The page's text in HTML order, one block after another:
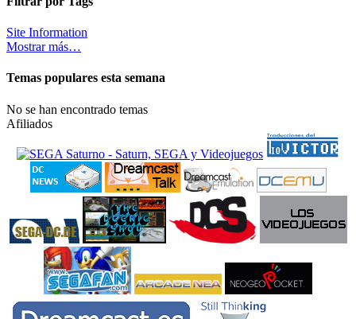
Site Information
Mostrar más…
Temas populares esta semana
No se han encontrado temas
Afiliados